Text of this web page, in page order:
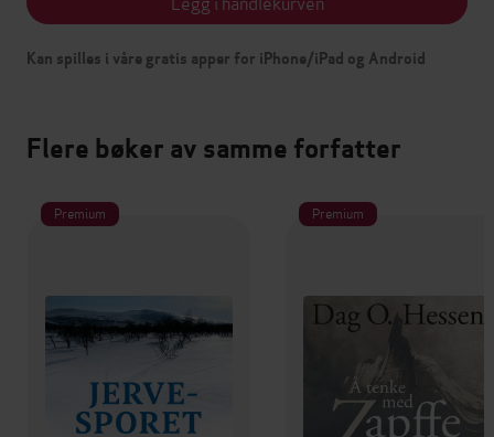
Kan spilles i våre gratis apper for iPhone/iPad og Android
Flere bøker av samme forfatter
Premium Premium